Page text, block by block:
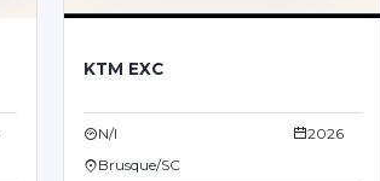
KTM EXC
N/I
2026
Brusque/SC